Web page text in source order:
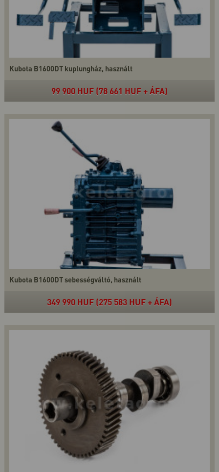
Kubota B1600DT kuplungház, használt
99 900 HUF (78 661 HUF + ÁFA)
Kubota B1600DT sebességváltó, használt
349 990 HUF (275 583 HUF + ÁFA)